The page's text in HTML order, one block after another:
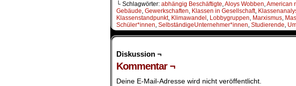
└ Schlagwörter: abhängig Beschäftigte,Aloys Wobben,American
Gebäude, Gewerkschaften, Klassen in Gesellschaft,
Klassenstandpunkt, Klimawandel , Lobbygruppen, Marxismus,
Schüler*innen, SelbständigeUnternehmer*innen, Studierende,
Diskussion ¬
Kommentar ¬
Deine E-Mail-Adresse wird nicht veröffentlicht.